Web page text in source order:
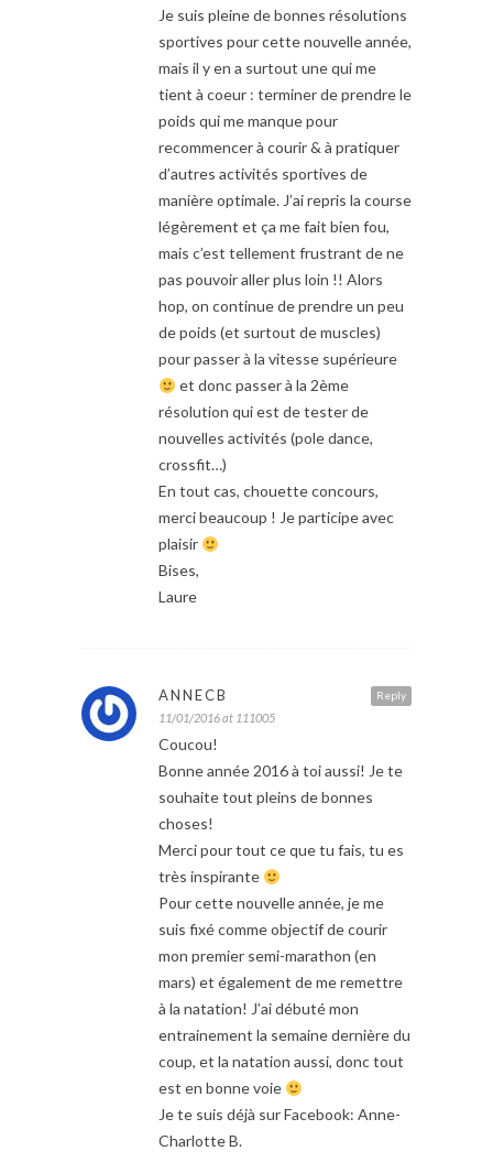
Je suis pleine de bonnes résolutions
sportives pour cette nouvelle année,
mais il y en a surtout une qui me
tient à coeur : terminer de prendre le
poids qui me manque pour
recommencer à courir & à pratiquer
d’autres activités sportives de
manière optimale. J’ai repris la course
légèrement et ça me fait bien fou,
mais c’est tellement frustrant de ne
pas pouvoir aller plus loin !! Alors
hop, on continue de prendre un peu
de poids (et surtout de muscles)
pour passer à la vitesse supérieure
et donc passer à la 2ème
résolution qui est de tester de
nouvelles activités (pole dance,
crossfit…)
En tout cas, chouette concours,
merci beaucoup ! Je participe avec
plaisir
Bises,
Laure
Reply
ANNECB
11/01/2016 at 111005
Coucou!
Bonne année 2016 à toi aussi! Je te
souhaite tout pleins de bonnes
choses!
Merci pour tout ce que tu fais, tu es
très inspirante
Pour cette nouvelle année, je me
suis fixé comme objectif de courir
mon premier semi-marathon (en
mars) et également de me remettre
à la natation! J’ai débuté mon
entrainement la semaine dernière du
coup, et la natation aussi, donc tout
est en bonne voie
Je te suis déjà sur Facebook: Anne-
Charlotte B.